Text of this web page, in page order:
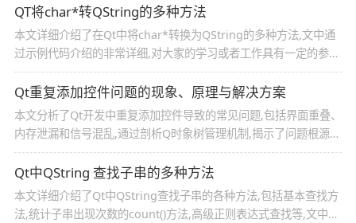
QT将char*转QString的多种方法
本文详细介绍了在Qt中将char*转换为QString的多种方法,文中通
过示例代码介绍的非常详细,对大家的学习或者工作具有一定的参考
学习价值,需要的朋友们下面随着小编来一起学习学习吧
Qt重复添加控件问题的现象、原理与解决方案
本文分析了Qt开发中重复添加控件导致的常见问题,包括界面重叠、
内存泄漏和信号混乱,通过剖析Q时象树管理机制,揭示了问题根源在
于父子关系管理失效,并提出了三种解决方案,需要的朋友可以参考
下
Qt中QString 查找子串的多种方法
本文详细介绍了Qt中QString查找子串的各种方法,包括基本查找方
法,统计子串出现次数的count()方法,高级正则表达式查找等,文中通